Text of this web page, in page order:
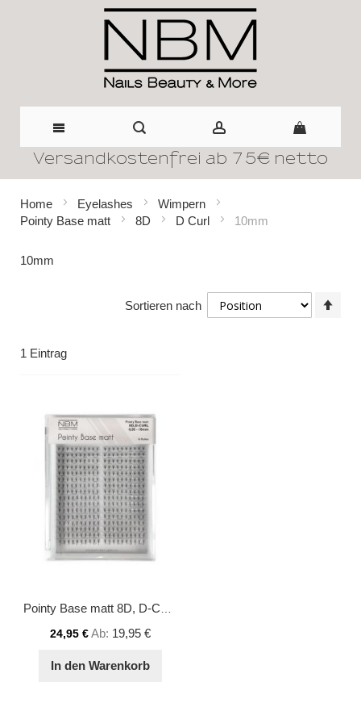
Direkt
Inhalt
Versandkostenfrei ab 75€ netto
Home Eyelashes
Wimpern
Pointy Base matt
8D D Curl 10mm
10mm
1 Eintrag
Sortieren nach
24,95 €Ab 19,95 €
In den Warenkorb